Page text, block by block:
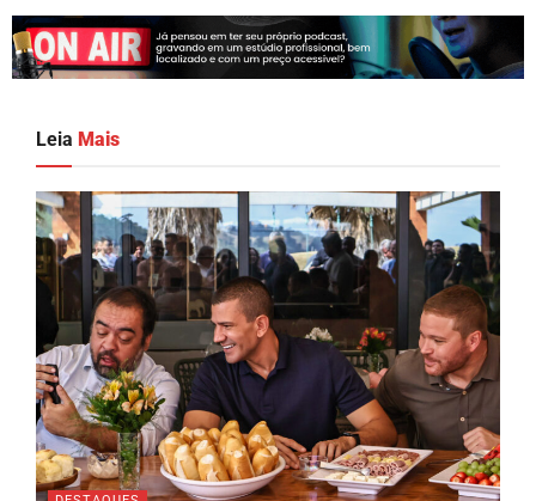
Leia Mais